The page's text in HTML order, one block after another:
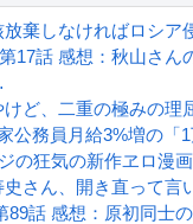
棄しなければロシア
17話 感想：秋山さん
けど、二重の極みの理
公務員月給3%増の
の狂気の新作ヱロ
さん、開き直って言
話 感想：原初同士